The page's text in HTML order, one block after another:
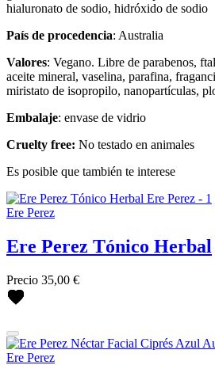
hialuronato de sodio, hidróxido de sodio
País de procedencia: Australia
Valores: Vegano. Libre de parabenos,
aceite mineral, vaselina, parafina,
miristato de isopropilo, nanopartículas,
Embalaje: envase de vidrio
Cruelty free: No testado en animales
Es posible que también te interese
Ere Perez
Ere Perez Tónico Herbal
Precio 35,00 €
Ere Perez